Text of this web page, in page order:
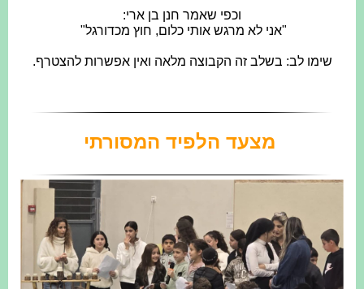
וכפי שאמר חנן בן ארי:
"אני לא מרגש אותי כלום, חוץ מכדורגל" ️
שימו לב: בשלב זה הקבוצה מלאה ואין אפשרות להצטרף.
מצעד הלפיד המסורתי